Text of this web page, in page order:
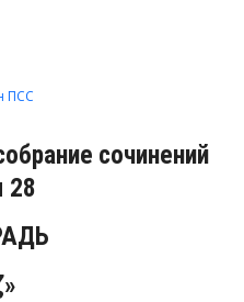
ПСС
сочинений
28